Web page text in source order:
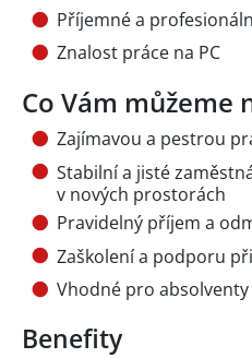
Příjemné a
Znalost práce na PC
Co Vám můžeme
Zajímavou a pestrou
Stabilní a jisté
v nových prostorách
Pravidelný příjem a
Zaškolení a podporu
Vhodné pro absolventy
Benefity